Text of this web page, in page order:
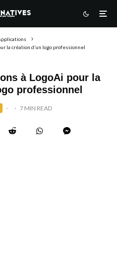
la création d’un logo professionnel
à LogoAi pour la
professionnel
· · 7 MIN READ